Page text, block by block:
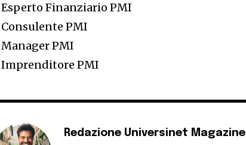
Finanziario PMI
PMI
PMI
PMI
Redazione Universinet Magazine